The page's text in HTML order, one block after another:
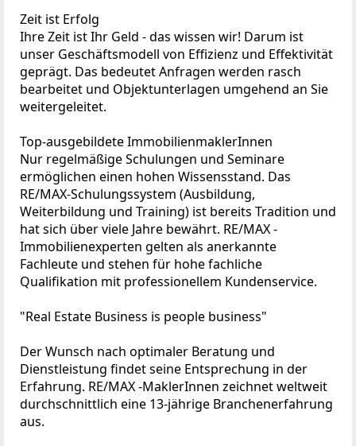
Zeit ist Erfolg
Ihre Zeit ist Ihr Geld - das wissen wir! Darum ist
unser Geschäftsmodell von Effizienz und Effektivität
geprägt. Das bedeutet Anfragen werden rasch
bearbeitet und Objektunterlagen umgehend an Sie
weitergeleitet.
Top-ausgebildete ImmobilienmaklerInnen
Nur regelmäßige Schulungen und Seminare
ermöglichen einen hohen Wissensstand. Das
RE/MAX-Schulungssystem (Ausbildung,
Weiterbildung und Training) ist bereits Tradition und
hat sich über viele Jahre bewährt. RE/MAX -
Immobilienexperten gelten als anerkannte
Fachleute und stehen für hohe fachliche
Qualifikation mit professionellem Kundenservice.
"Real Estate Business is people business"
Der Wunsch nach optimaler Beratung und
Dienstleistung findet seine Entsprechung in der
Erfahrung. RE/MAX -MaklerInnen zeichnet weltweit
durchschnittlich eine 13-jährige Branchenerfahrung
aus.